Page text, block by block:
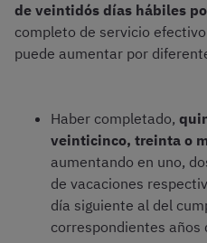
de veintidós días hábiles
completo de servicio
puede aumentar por
Haber completado,
veinticinco, treinta o
aumentando en uno,
de vacaciones
día siguiente al del
correspondientes años